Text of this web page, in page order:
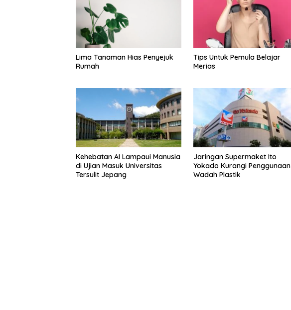
Lima Tanaman Hias Penyejuk
Rumah
Tips Untuk Pemula Belajar
Merias
Kehebatan AI Lampaui Manusia
di Ujian Masuk Universitas
Tersulit Jepang
Jaringan Supermaket Ito
Yokado Kurangi Penggunaan
Wadah Plastik